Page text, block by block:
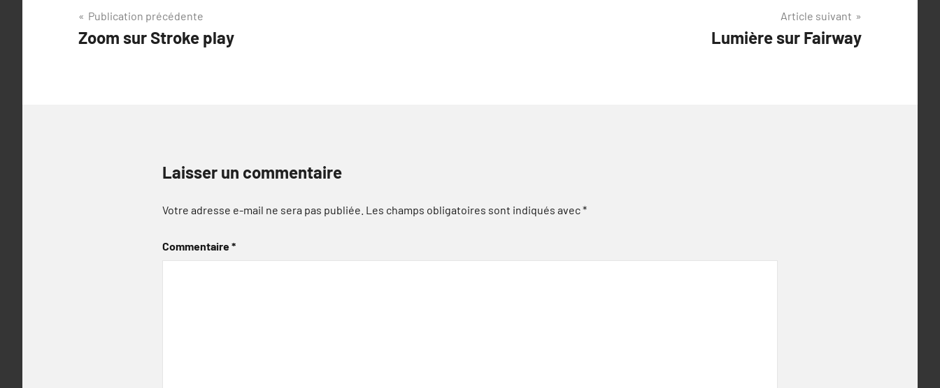
Navigation
de
Publication précédente
Zoom sur Stroke play
Article suivant
Lumière sur Fairway
Laisser un commentaire
Votre adresse e-mail ne sera pas publiée. Les champs obligatoires sont indiqués avec*
Commentaire*